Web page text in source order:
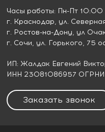
Часы работы: Пн-Пт 10:00
г. Краснодар, ул.
г. Ростов-на-Дону, ул
г. Сочи, ул. Горького, 75
ИП: Жалдак Евгений
ИНН 23081086957
Заказать звонок